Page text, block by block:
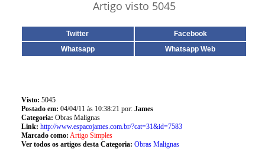
Artigo visto 5045
Twitter
Facebook
Whatsapp
Whatsapp Web
Visto: 5045
Postado em: 04/04/11 às 10:38:21 por: James
Categoria: Obras Malignas
Link: http://www.espacojames.com.br/?cat=31&id=7583
Marcado como: Artigo Simples
Ver todos os artigos desta Categoria: Obras Malignas